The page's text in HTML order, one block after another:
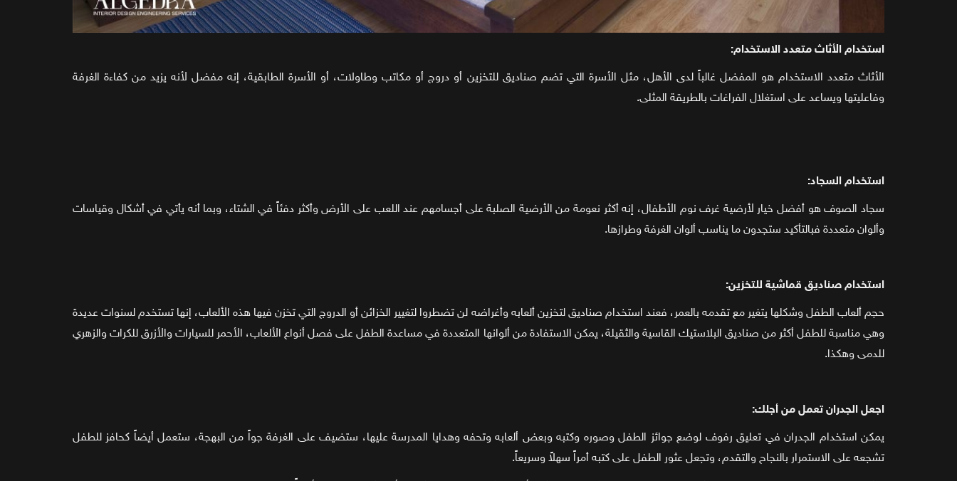
استخدام الأثاث متعدد الاستخدام:
الأثاث متعدد الاستخدام هو المفضل غالباً لدى الأهل، مثل الأسرة التي تضم صناديق للتخزين أو دروج أو مكاتب وطاولات، أو الأسرة الطابقية، إنه مفضل لأنه يزيد من كفاءة الغرفة
وفاعليتها ويساعد على استغلال الفراغات بالطريقة المثلى.
استخدام السجاد:
سجاد الصوف هو أفضل خيار لأرضية غرف نوم الأطفال، إنه أكثر نعومة من الأرضية الصلبة على أجسامهم عند اللعب على الأرض وأكثر دفئاً في الشتاء، وبما أنه يأتي في أشكال وقياسات
وألوان متعددة فبالتأكيد ستجدون ما يناسب ألوان الغرفة وطرازها.
استخدام صناديق قماشية للتخزين:
حجم ألعاب الطفل وشكلها يتغير مع تقدمه بالعمر، فعند استخدام صناديق لتخزين ألعابه وأغراضه لن تضطروا لتغيير الخزائن أو الدروج التي تخزن فيها هذه الألعاب، إنها تستخدم لسنوات عديدة
وهي مناسبة للطفل أكثر من صناديق البلاستيك القاسية والثقيلة، يمكن الاستفادة من ألوانها المتعددة في مساعدة الطفل على فصل أنواع الألعاب، الأحمر للسيارات والأزرق للكرات والزهري
للدمى وهكذا.
اجعل الجدران تعمل من أجلك:
يمكن استخدام الجدران في تعليق رفوف لوضع جوائز الطفل وصوره وكتبه وبعض ألعابه وتحفه وهدايا المدرسة عليها، ستضيف على الغرفة جواً من البهجة، ستعمل أيضاً كحافز للطفل
تشجعه على الاستمرار بالنجاح والتقدم، وتجعل عثور الطفل على كتبه أمراً سهلاً وسريعاً.